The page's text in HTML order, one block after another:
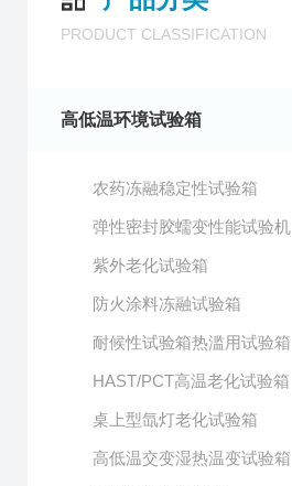
PRODUCT CLASSIFICATION
高低温环境试验箱
农药冻融稳定性试验箱
弹性密封胶蠕变性能试验机
紫外老化试验箱
防火涂料冻融试验箱
耐候性试验箱热滥用试验箱
HAST/PCT高温老化试验箱
桌上型氙灯老化试验箱
高低温交变湿热温变试验箱